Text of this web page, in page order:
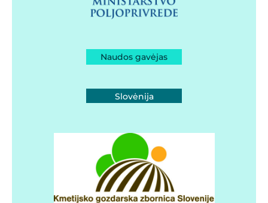
Naudos gavėjas
Slovėnija